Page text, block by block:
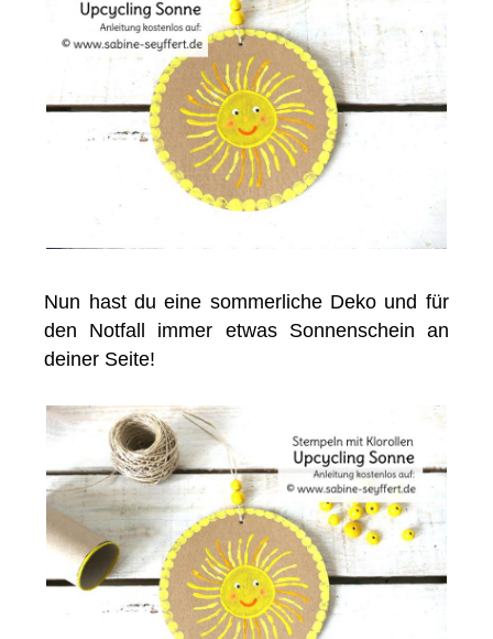
Nun hast du eine sommerliche Deko und für
den Notfall immer etwas Sonnenschein an
deiner Seite!